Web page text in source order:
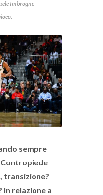
Imbrogno
,
sempre
Contropiede
transizione?
In relazione a